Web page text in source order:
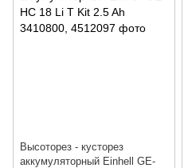
Высоторез - кусторез
аккумуляторный Einhell GE-